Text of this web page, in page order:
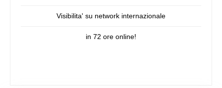
Visibilita' su network internazionale
in 72 ore online!